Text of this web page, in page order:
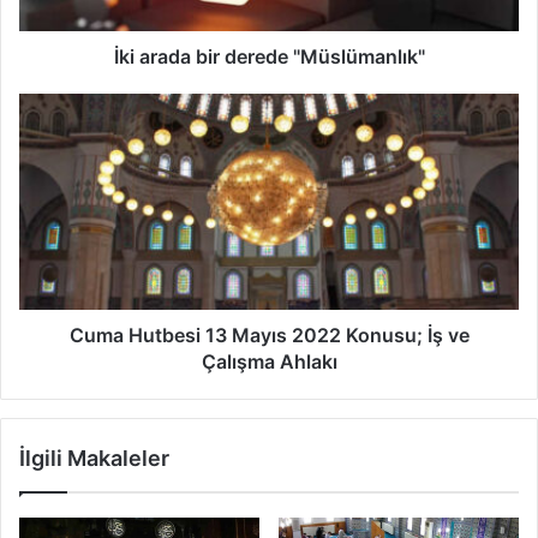
b
d
e
r
d
e
"
ü
m
n
İki arada bir derede "Müslümanlık"
C
u
m
H
u
t
e
Cuma Hutbesi 13 Mayıs 2022 Konusu; İş ve
Çalışma Ahlakı
İlgili Makaleler